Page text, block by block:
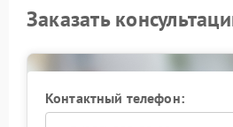
Заказать
Контактный телефон: